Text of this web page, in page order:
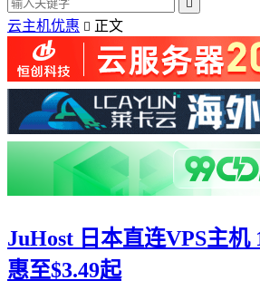

云主机优惠  正文
JuHost 日本直连VPS主机
惠至$3.49起